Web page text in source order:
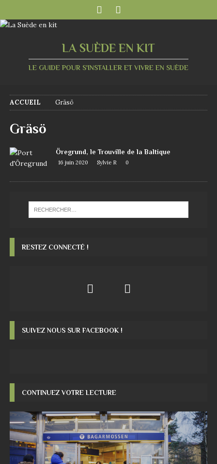
LA SUÈDE EN KIT
LE GUIDE POUR S'INSTALLER ET VIVRE EN SUÈDE
ACCUEIL Gräsö
Gräsö
Öregrund, le Trouville de la Baltique
16 juin 2020 Sylvie R 0
RESTEZ CONNECTÉ !
SUIVEZ NOUS SUR FACEBOOK !
CONTINUEZ VOTRE LECTURE